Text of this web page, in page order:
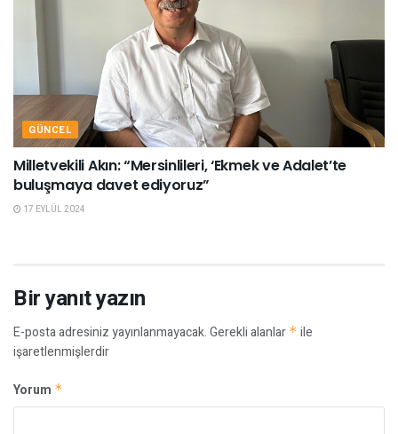
GÜNCEL
Milletvekili Akın: “Mersinlileri, ‘Ekmek ve Adalet’te
buluşmaya davet ediyoruz”
17 EYLÜL 2024
Bir yanıt yazın
E-posta adresiniz yayınlanmayacak.Gerekli alanlar * ile
işaretlenmişlerdir
Yorum *